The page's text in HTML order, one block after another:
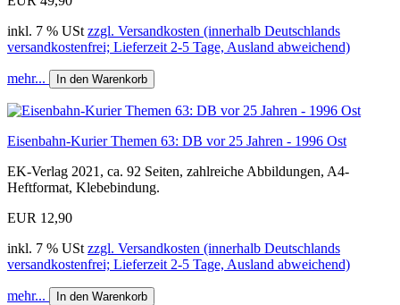
inkl. 7 % USt zzgl. Versandkosten (innerhalb Deutschlands
versandkostenfrei; Lieferzeit 2-5 Tage, Ausland abweichend)
mehr... In den Warenkorb
Eisenbahn-Kurier Themen 63: DB vor 25 Jahren - 1996 Ost
EK-Verlag 2021, ca. 92 Seiten, zahlreiche Abbildungen, A4-
Heftformat, Klebebindung.
EUR 12,90
inkl. 7 % USt zzgl. Versandkosten (innerhalb Deutschlands
versandkostenfrei; Lieferzeit 2-5 Tage, Ausland abweichend)
mehr... In den Warenkorb